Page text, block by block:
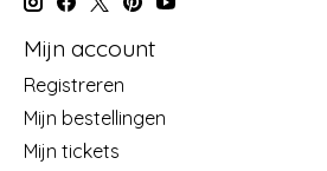
Mijn account
Registreren
Mijn bestellingen
Mijn tickets